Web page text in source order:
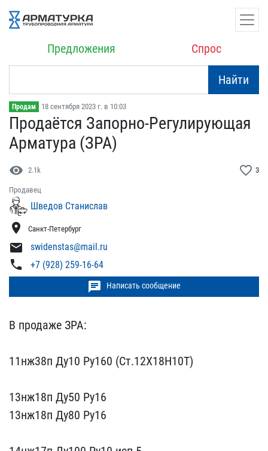
Предложения Спрос
Найти
Продам 18 сентября 2023 г. в 10:03
Продаётся Запорно-Регули​рующая
Арматура (ЗРА)
visibility 2.1k favorite_border 3
Продавец
Шведов Станислав
location_on Санкт-Петербург
mail swidenstas@mail.ru
phone +7 (928) 259-16-64
chat Написать сообщение
В продаже ЗРА:
11нж38п ​Ду10 Ру160 (Ст.12Х18Н10Т​)
13нж18п Ду50 Ру16
​13нж18п Ду80 Ру16